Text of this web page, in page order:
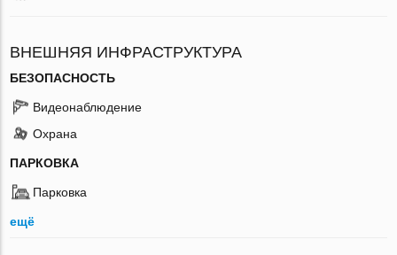
ВНЕШНЯЯ ИНФРАСТРУКТУРА
БЕЗОПАСНОСТЬ
Видеонаблюдение
Охрана
ПАРКОВКА
Парковка
ещё